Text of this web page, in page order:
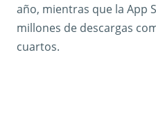
año, mientras que la App
millones de descargas
cuartos.